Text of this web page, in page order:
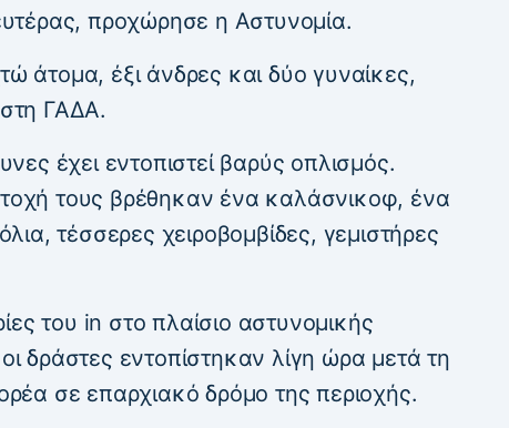
προχώρησε η Αστυνομία.
άτομα, έξι άνδρες και δύο γυναίκες,
ΓΑΔΑ.
έχει εντοπιστεί βαρύς οπλισμός.
τους βρέθηκαν ένα καλάσνικοφ, ένα
τέσσερες χειροβομβίδες, γεμιστήρες
του in στο πλαίσιο αστυνομικής
δράστες εντοπίστηκαν λίγη ώρα μετά τη
σε επαρχιακό δρόμο της περιοχής.